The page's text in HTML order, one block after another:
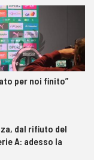
per noi finito”
dal rifiuto del
A: adesso la